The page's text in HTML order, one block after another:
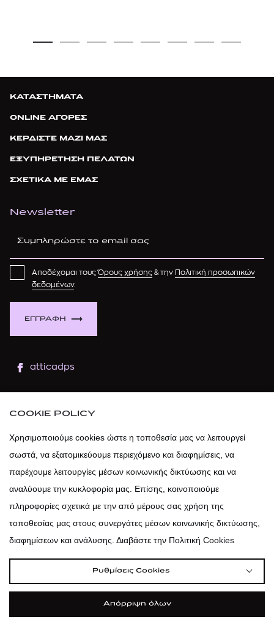
ΚΑΤΑΣΤΗΜΑΤΑ
ONLINE ΑΓΟΡΕΣ
ΚΕΡΔΙΣΤΕ ΜΑΖΙ ΜΑΣ
ΕΞΥΠΗΡΕΤΗΣΗ ΠΕΛΑΤΩΝ
ΣΧΕΤΙΚΑ ΜΕ ΕΜΑΣ
Newsletter
ΕΓΓΡΑΦΗ
Αποδέχομαι τουςΌρους χρήσης & την
Πολιτική προσωπικών
δεδομένων.
atticadps
atticadps
COOKIE POLICY
Χρησιμοποιούμε cookies ώστε η τοποθεσία μας να λειτουργεί
σωστά, να εξατομικεύουμε περιεχόμενο και διαφημίσεις, να
παρέχουμε λειτουργίες μέσων κοινωνικής δικτύωσης και να
αναλύουμε την κυκλοφορία μας. Επίσης, κοινοποιούμε
πληροφορίες σχετικά με την από μέρους σας χρήση της
τοποθεσίας μας στους συνεργάτες μέσων κοινωνικής δικτύωσης,
διαφημίσεων και ανάλυσης. Διαβάστε την Πολιτική Cookies
Ρυθμίσεις Cookies
Απόρριψη όλων